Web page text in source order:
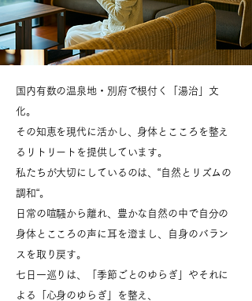
国内有数の温泉地・別府で根付く「湯治」文
化。
その知恵を現代に活かし、身体とこころを整え
るリトリートを提供しています。
私たちが大切にしているのは、“自然とリズムの
調和“。
日常の喧騒から離れ、豊かな自然の中で自分の
身体とこころの声に耳を澄まし、自身のバラン
スを取り戻す。
七日一巡りは、「季節ごとのゆらぎ」やそれに
よる「心身のゆらぎ」を整え、